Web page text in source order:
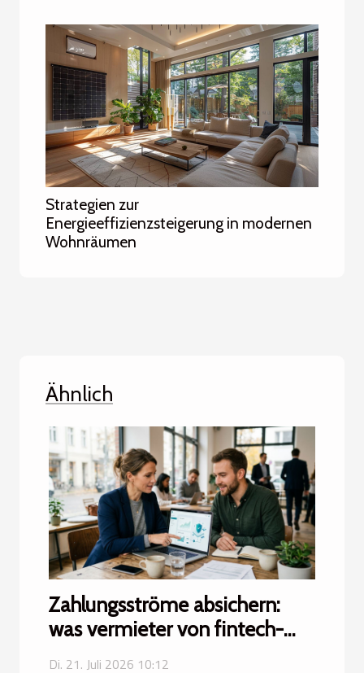
Strategien zur
Energieeffizienzsteigerung in modernen
Wohnräumen
Ähnlich
Zahlungsströme absichern:
was vermieter von fintech-
Di. 21. Juli 2026 10:12